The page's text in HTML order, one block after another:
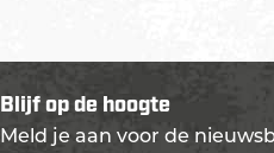
Blijf op de hoogte
Meld je aan voor de